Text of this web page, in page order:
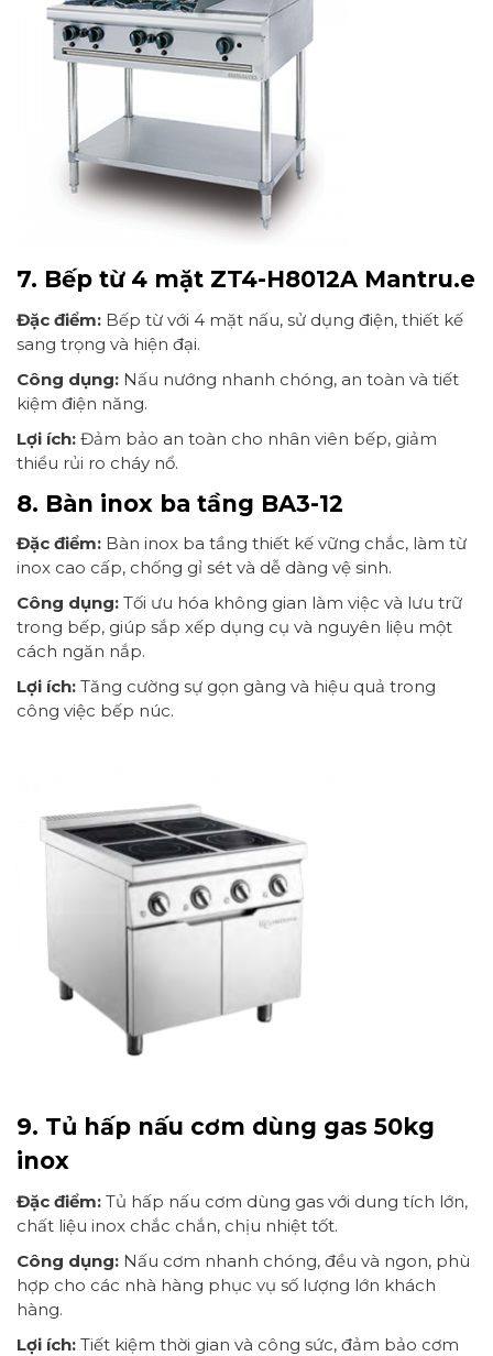
7. Bếp từ 4 mặt ZT4-H8012A Mantru.e
Đặc điểm: Bếp từ với 4 mặt nấu, sử dụng điện, thiết kế
sang trọng và hiện đại.
Công dụng: Nấu nướng nhanh chóng, an toàn và tiết
kiệm điện năng.
Lợi ích: Đảm bảo an toàn cho nhân viên bếp, giảm
thiểu rủi ro cháy nổ.
8. Bàn inox ba tầng BA3-12
Đặc điểm: Bàn inox ba tầng thiết kế vững chắc, làm từ
inox cao cấp, chống gỉ sét và dễ dàng vệ sinh.
Công dụng: Tối ưu hóa không gian làm việc và lưu trữ
trong bếp, giúp sắp xếp dụng cụ và nguyên liệu một
cách ngăn nắp.
Lợi ích: Tăng cường sự gọn gàng và hiệu quả trong
công việc bếp núc.
9. Tủ hấp nấu cơm dùng gas 50kg
inox
Đặc điểm: Tủ hấp nấu cơm dùng gas với dung tích lớn,
chất liệu inox chắc chắn, chịu nhiệt tốt.
Công dụng: Nấu cơm nhanh chóng, đều và ngon, phù
hợp cho các nhà hàng phục vụ số lượng lớn khách
hàng.
Lợi ích: Tiết kiệm thời gian và công sức, đảm bảo cơm